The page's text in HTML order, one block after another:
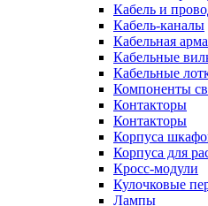
Кабель и
Кабель-каналы
Кабельная
Кабельные
Кабельные
Компоненты
Контакторы
Контакторы
Корпуса
Корпуса для
Кросс-модули
Кулочковые
Лампы